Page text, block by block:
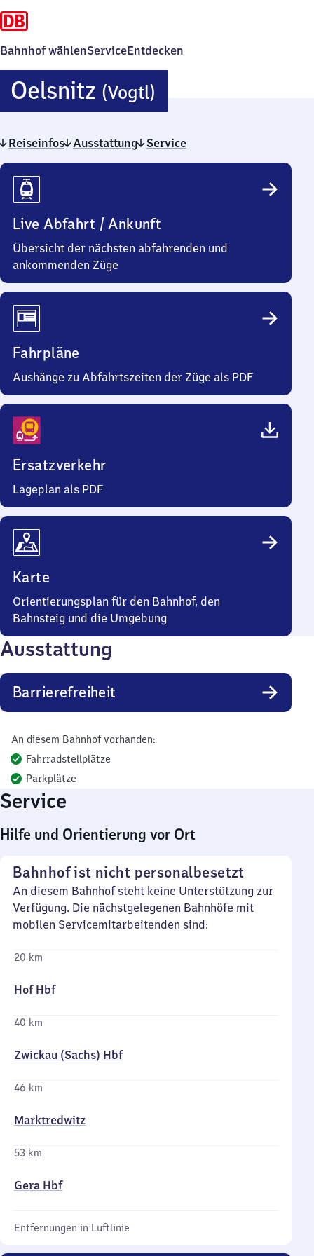
Bahnhof wählenServiceEntdecken
Oelsnitz (Vogtl)
(Vogtland)
Reiseinfos Ausstattung Service
Reiseinfos
Live Abfahrt / Ankunft
Übersicht der nächsten abfahrenden und
ankommenden Züge
Fahrpläne
Aushänge zu Abfahrtszeiten der Züge als PDF
Ersatzverkehr
Lageplan als PDF
Karte
Orientierungsplan für den Bahnhof, den
Bahnsteig und die Umgebung
Ausstattung
Barrierefreiheit
An diesem Bahnhof vorhanden:
Fahrradstellplätze
Parkplätze
Service
Hilfe und Orientierung vor Ort
Bahnhof ist nicht personalbesetzt
An diesem Bahnhof steht keine Unterstützung zur
Verfügung. Die nächstgelegenen Bahnhöfe mit
mobilen Servicemitarbeitenden sind:
20 km
Hof Hbf
40 km
Zwickau (Sachs) Hbf
46 km
Marktredwitz
53 km
Gera Hbf
Entfernungen in Luftlinie